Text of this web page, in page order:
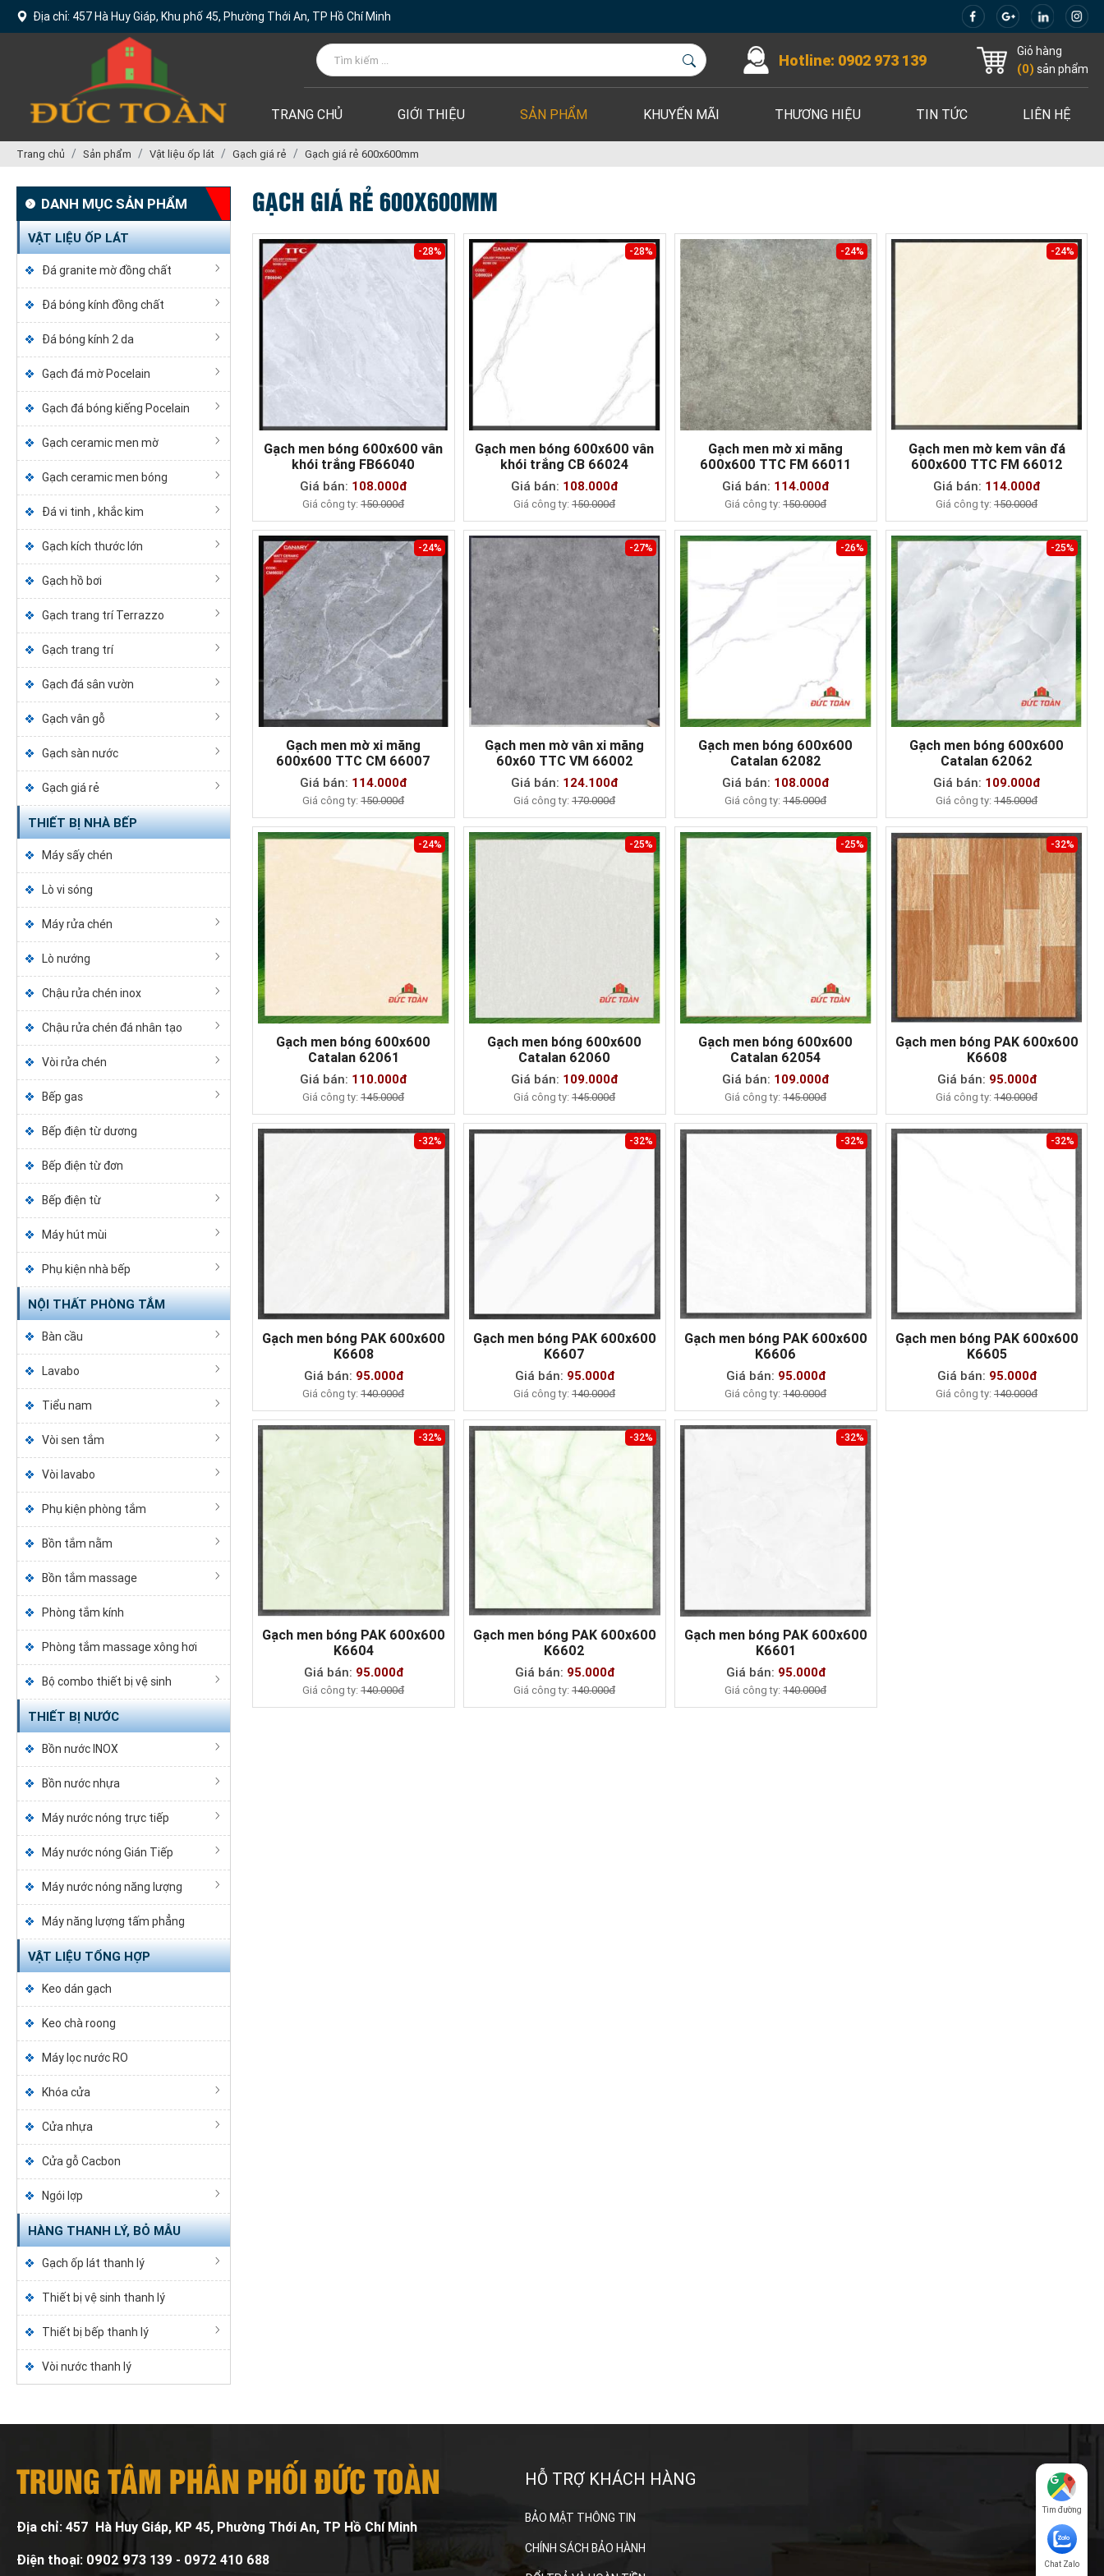
Địa chỉ: 457 Hà Huy Giáp, Khu phố 45, Phường Thới An, TP Hồ Chí Minh
Hotline: 0902 973 139
Giỏ hàng
(0) sản phẩm
TRANG CHỦ GIỚI THIỆU SẢN PHẨM KHUYẾN MÃI THƯƠNG HIỆU TIN TỨC LIÊN HỆ
Trang chủ Sản phẩm Vật liệu ốp lát Gạch giá rẻ Gạch giá rẻ 600x600mm
DANH MỤC SẢN PHẨM
VẬT LIỆU ỐP LÁT
Đá granite mờ đồng chất
Đá bóng kính đồng chất
Đá bóng kính 2 da
Gạch đá mờ Pocelain
Gạch đá bóng kiếng Pocelain
Gạch ceramic men mờ
Gạch ceramic men bóng
Đá vi tinh , khắc kim
Gạch kích thước lớn
Gạch hồ bơi
Gạch trang trí Terrazzo
Gạch trang trí
Gạch đá sân vườn
Gạch vân gỗ
Gạch sàn nước
Gạch giá rẻ
THIẾT BỊ NHÀ BẾP
Máy sấy chén
Lò vi sóng
Máy rửa chén
Lò nướng
Chậu rửa chén inox
Chậu rửa chén đá nhân tạo
Vòi rửa chén
Bếp gas
Bếp điện từ dương
Bếp điện từ đơn
Bếp điện từ
Máy hút mùi
Phụ kiện nhà bếp
NỘI THẤT PHÒNG TẮM
Bàn cầu
Lavabo
Tiểu nam
Vòi sen tắm
Vòi lavabo
Phụ kiện phòng tắm
Bồn tắm nằm
Bồn tắm massage
Phòng tắm kính
Phòng tắm massage xông hơi
Bộ combo thiết bị vệ sinh
THIẾT BỊ NƯỚC
Bồn nước INOX
Bồn nước nhựa
Máy nước nóng trực tiếp
Máy nước nóng Gián Tiếp
Máy nước nóng năng lượng
Máy năng lượng tấm phẳng
VẬT LIỆU TỔNG HỢP
Keo dán gạch
Keo chà roong
Máy lọc nước RO
Khóa cửa
Cửa nhựa
Cửa gỗ Cacbon
Ngói lợp
HÀNG THANH LÝ, BỎ MẪU
Gạch ốp lát thanh lý
Thiết bị vệ sinh thanh lý
Thiết bị bếp thanh lý
Vòi nước thanh lý
GẠCH GIÁ RẺ 600X600MM
-28%
Gạch men bóng 600x600 vân
khói trắng FB66040
Giá bán: 108.000đ
Giá công ty:150.000đ
-28%
Gạch men bóng 600x600 vân
khói trắng CB 66024
Giá bán: 108.000đ
Giá công ty:150.000đ
-24%
Gạch men mờ xi măng
600x600 TTC FM 66011
Giá bán: 114.000đ
Giá công ty:150.000đ
-24%
Gạch men mờ kem vân đá
600x600 TTC FM 66012
Giá bán: 114.000đ
Giá công ty: 150.000đ
-24%
Gạch men mờ xi măng
600x600 TTC CM 66007
Giá bán: 114.000đ
Giá công ty:150.000đ
-27%
Gạch men mờ vân xi măng
60x60 TTC VM 66002
Giá bán: 124.100đ
Giá công ty:170.000đ
-26%
Gạch men bóng 600x600
Catalan 62082
Giá bán: 108.000đ
Giá công ty:145.000đ
-25%
Gạch men bóng 600x600
Catalan 62062
Giá bán: 109.000đ
Giá công ty: 145.000đ
-24%
Gạch men bóng 600x600
Catalan 62061
Giá bán: 110.000đ
Giá công ty:145.000đ
-25%
Gạch men bóng 600x600
Catalan 62060
Giá bán: 109.000đ
Giá công ty:145.000đ
-25%
Gạch men bóng 600x600
Catalan 62054
Giá bán: 109.000đ
Giá công ty:145.000đ
-32%
Gạch men bóng PAK 600x600
K6608
Giá bán: 95.000đ
Giá công ty: 140.000đ
-32%
Gạch men bóng PAK 600x600
K6608
Giá bán: 95.000đ
Giá công ty:140.000đ
-32%
Gạch men bóng PAK 600x600
K6607
Giá bán: 95.000đ
Giá công ty:140.000đ
-32%
Gạch men bóng PAK 600x600
K6606
Giá bán: 95.000đ
Giá công ty:140.000đ
-32%
Gạch men bóng PAK 600x600
K6605
Giá bán: 95.000đ
Giá công ty: 140.000đ
-32%
Gạch men bóng PAK 600x600
K6604
Giá bán: 95.000đ
Giá công ty:140.000đ
-32%
Gạch men bóng PAK 600x600
K6602
Giá bán: 95.000đ
Giá công ty:140.000đ
-32%
Gạch men bóng PAK 600x600
K6601
Giá bán: 95.000đ
Giá công ty:140.000đ
TRUNG TÂM PHÂN PHỐI ĐỨC TOÀN
Địa chỉ: 457 Hà Huy Giáp, KP 45, Phường Thới An, TP Hồ Chí Minh
Điện thoại: 0902 973 139 - 0972 410 688
HỖ TRỢ KHÁCH HÀNG
BẢO MẬT THÔNG TIN
CHÍNH SÁCH BẢO HÀNH
Tìm đường
Chat Zalo